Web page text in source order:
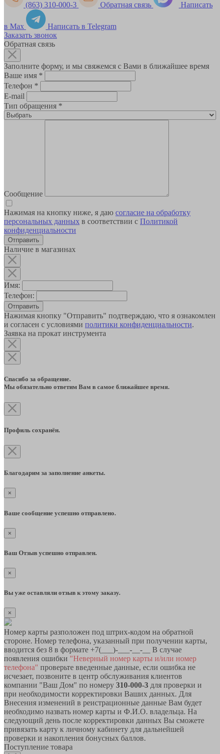
(863) 310-000-3 Обратная связь Написать
в Max
Написать в Telegram
Заказать звонок
Обратная связь
Заполните форму, и мы свяжемся с Вами в ближайшее время
Ваше имя *
Телефон *
E-mail
Тип обращения *
Сообщение
Нажимая на кнопку ниже, я даю согласие на обработку
персональных данных в соответствии с Политикой
конфиденциальности
Наличие в магазинах
Имя:
Телефон:
Отправить
Нажимая кнопку "Отправить" подтверждаю, что я ознакомлен
и согласен с условиями политики конфиденциальности.
Заявка на прокат инструмента
Спасибо за обращение.
Мы обязательно ответим Вам в самое ближайшее время.
Профиль сохранён.
Благодарим за заполнение анкеты.
×
Ваше сообщение успешно отправлено.
×
Ваш Отзыв успешно отправлен.
×
Вы уже оставляли отзыв к этому заказу.
×
Номер карты разположен под штрих-кодом на обратной
стороне. Номер телефона, указанный при получении карты,
вводится без 8 в формате +7(___)-___-__-__ В случае
появления ошибки "Неверный номер карты и/или номер
телефона" проверьте введенные данные, если ошибка не
исчезает, позвоните в центр обслуживания клиентов
компании "Ваш Дом" по номеру 310-000-3 для проверки и
при необходимости корректировки Ваших данных. Для
Внесения изменений в реистрационные данные Вам будет
необходимо назвать номер карты и Ф.И.О. владельца. На
следующий день после корректировки данных Вы сможете
привязать карту к личному кабинету для дальнейшей
проверки и накопления бонусных баллов.
Поступление товара